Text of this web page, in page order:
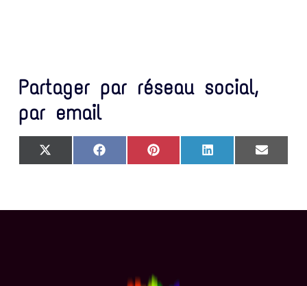
Partager par réseau social,
par email
SHARE ON X (TWITTER)
SHARE ON FACEBOOKSHARE ON PINTERESTSHARE ON LINKEDIN
SHARE